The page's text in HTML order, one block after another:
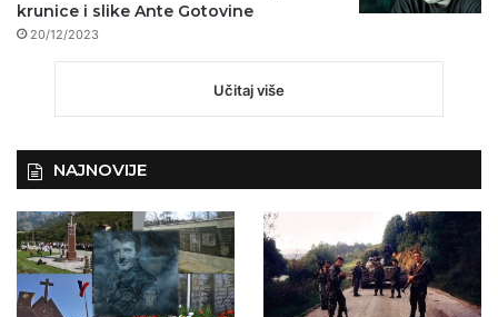
krunice i slike Ante Gotovine
20/12/2023
Učitaj više
NAJNOVIJE